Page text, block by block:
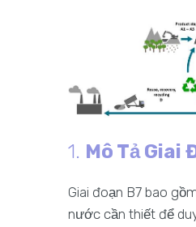
1. Mô Tả Giai
Giai đoạn B7 bao
nước cần thiết để